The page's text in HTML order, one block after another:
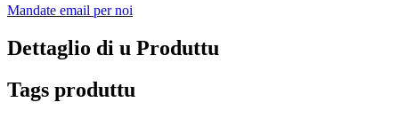
Mandate email per noi
Dettaglio di u Produttu
Tags produttu